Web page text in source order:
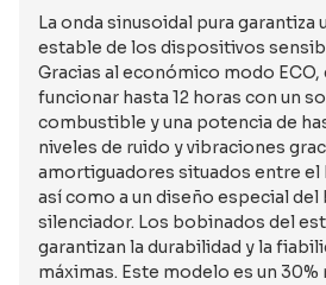
La onda sinusoidal pura
estable de los dispositivos
Gracias al económico modo
funcionar hasta 12 horas con un
combustible y una potencia de
niveles de ruido y vibraciones
amortiguadores situados entre
así como a un diseño especial del
silenciador. Los bobinados del
garantizan la durabilidad y la
máximas. Este modelo es un 30%